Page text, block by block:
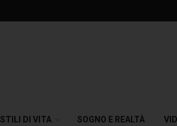
STILI DI VITA SOGNO E REALTÀ